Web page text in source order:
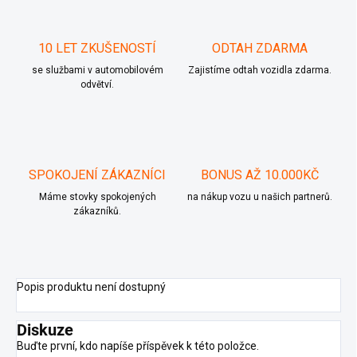
10 LET ZKUŠENOSTÍ
se službami v automobilovém
odvětví.
ODTAH ZDARMA
Zajistíme odtah vozidla zdarma.
SPOKOJENÍ ZÁKAZNÍCI
Máme stovky spokojených
zákazníků.
BONUS AŽ 10.000KČ
na nákup vozu u našich partnerů.
Popis produktu není dostupný
Diskuze
Buďte první, kdo napíše příspěvek k této položce.